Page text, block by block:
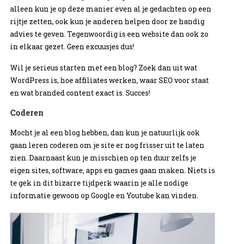
alleen kun je op deze manier even al je gedachten op een
rijtje zetten, ook kun je anderen helpen door ze handig
advies te geven. Tegenwoordig is een website dan ook zo
in elkaar gezet. Geen excuusjes dus!
Wil je serieus starten met een blog? Zoek dan uit wat
WordPress is, hoe affiliates werken, waar SEO voor staat
en wat branded content exact is. Succes!
Coderen
Mocht je al een blog hebben, dan kun je natuurlijk ook
gaan leren coderen om je site er nog frisser uit te laten
zien. Daarnaast kun je misschien op ten duur zelfs je
eigen sites, software, apps en games gaan maken. Niets is
te gek in dit bizarre tijdperk waarin je alle nodige
informatie gewoon op Google en Youtube kan vinden.